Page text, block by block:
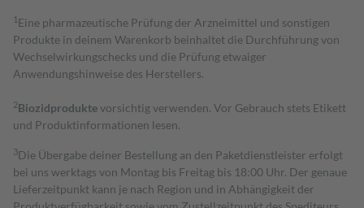
1 Eine pharmazeutische Prüfung der Arzneimittel und sonstigen
Produkte in deinem Warenkorb beinhaltet die Durchführung von
Wechselwirkungschecks und die Prüfung etwaiger
Anwendungshinweise des Herstellers.
2Biozidproduktevorsichtig verwenden. Vor Gebrauch stets Etikett
und Produktinformationen lesen.
3Die Übergabe deiner Bestellung an den Paketdienstleister erfolgt
bei uns werktags von Montag bis Freitag bis 18:00 Uhr. Der genaue
Lieferzeitpunkt kann je nach Region und in Abhängigkeit der